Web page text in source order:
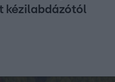
kézilabdázótól